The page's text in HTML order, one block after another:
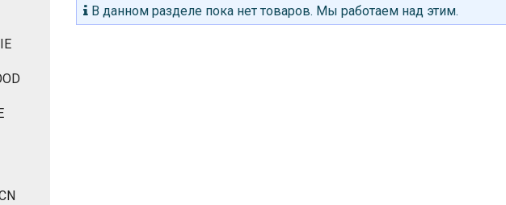
В данном разделе пока нет товаров. Мы работаем над этим.